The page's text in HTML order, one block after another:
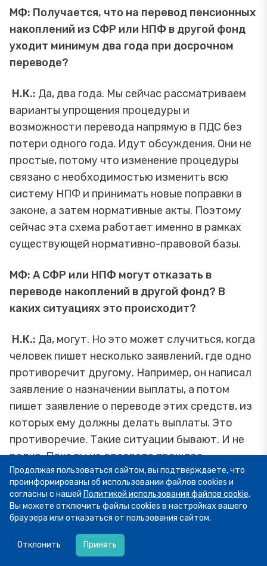
МФ: Получается, что на перевод пенсионных
накоплений из СФР или НПФ в другой фонд
уходит минимум два года при досрочном
переводе?
Н.К.: Да, два года. Мы сейчас рассматриваем
варианты упрощения процедуры и
возможности перевода напрямую в ПДС без
потери одного года. Идут обсуждения. Они не
простые, потому что изменение процедуры
связано с необходимостью изменить всю
систему НПФ и принимать новые поправки в
законе, а затем нормативные акты. Поэтому
сейчас эта схема работает именно в рамках
существующей нормативно-правовой базы.
МФ: А СФР или НПФ могут отказать в
переводе накоплений в другой фонд? В
каких ситуациях это происходит?
Н.К.: Да, могут. Но это может случиться, когда
человек пишет несколько заявлений, где одно
противоречит другому. Например, он написал
заявление о назначении выплаты, а потом
пишет заявление о переводе этих средств, из
которых ему должны делать выплаты. Это
противоречие. Такие ситуации бывают. И не
редко. Пока вы не отзовете прошлое
заявление, новое действовать не будет.
Кто может участвовать в
ПДС
Пятница! А это значит, что мы публикуем
подборку фото участников рубрики
Продолжая пользоваться сайтом, вы подтверждаете, что
проинформированы об использовании файлов cookies и
согласны с нашей Политикой использования файлов cookie.
Вы можете отключить файлы cookies в настройках вашего
браузера или отказаться от пользования сайтом.
Отклонить Принять